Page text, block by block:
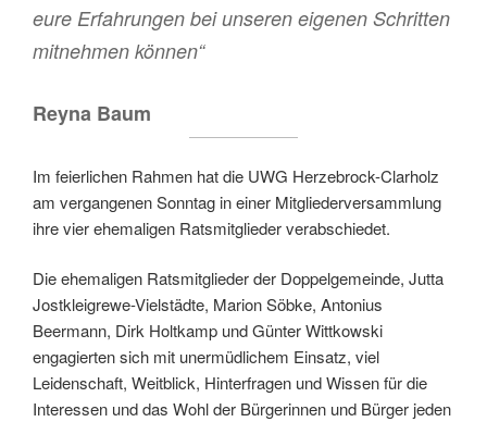
eure Erfahrungen bei unseren eigenen Schritten
mitnehmen können“
Reyna Baum
Im feierlichen Rahmen hat die UWG Herzebrock-Clarholz
am vergangenen Sonntag in einer Mitgliederversammlung
ihre vier ehemaligen Ratsmitglieder verabschiedet.
Die ehemaligen Ratsmitglieder der Doppelgemeinde, Jutta
Jostkleigrewe-Vielstädte, Marion Söbke, Antonius
Beermann, Dirk Holtkamp und Günter Wittkowski
engagierten sich mit unermüdlichem Einsatz, viel
Leidenschaft, Weitblick, Hinterfragen und Wissen für die
Interessen und das Wohl der Bürgerinnen und Bürger jeden